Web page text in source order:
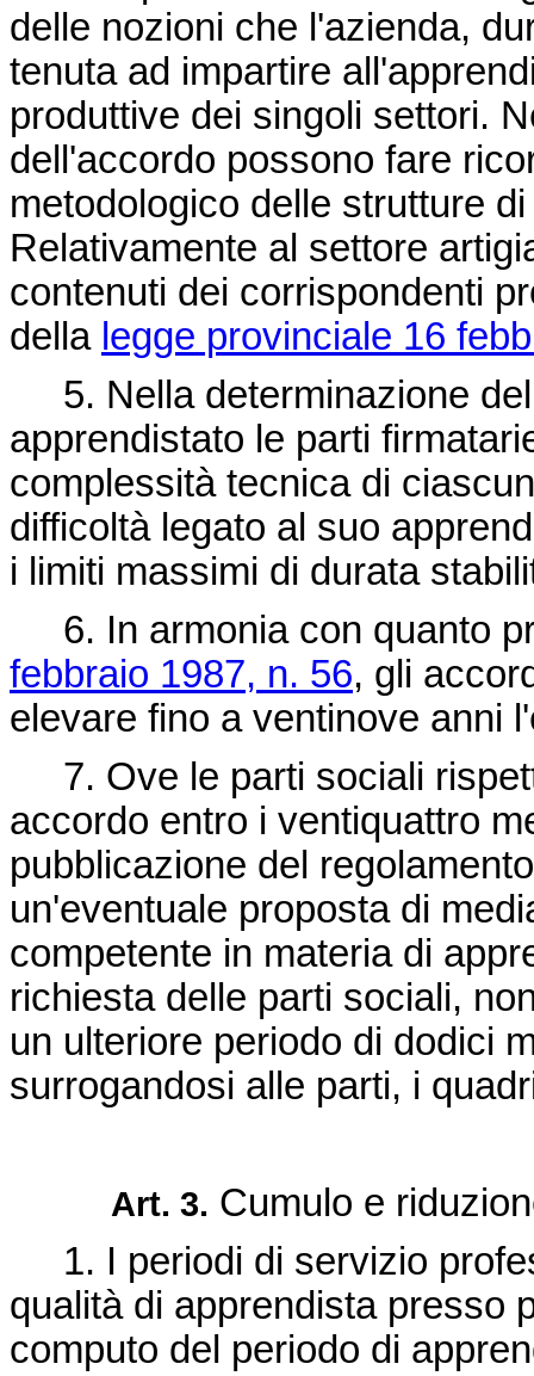
delle nozioni che l'azienda,
tenuta ad impartire
produttive dei singoli settori.
dell'accordo possono fare
metodologico delle strutture
Relativamente al settore
contenuti dei corrispondenti
della legge provinciale 16
5. Nella determinazione
apprendistato le parti
complessità tecnica di
difficoltà legato al suo
i limiti massimi di durata
6. In armonia con quanto
febbraio 1987, n. 56, gli
elevare fino a ventinove anni
7. Ove le parti sociali
accordo entro i ventiquattro
pubblicazione del
un'eventuale proposta di
competente in materia di
richiesta delle parti sociali,
un ulteriore periodo di dodici
surrogandosi alle parti, i
Art. 3. Cumulo e
1. I periodi di servizio
qualità di apprendista presso
computo del periodo di